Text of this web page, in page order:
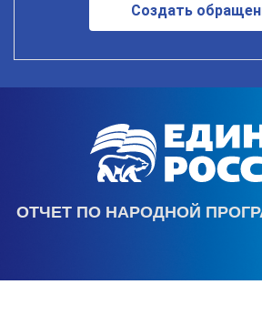
Создать
ОТЧЕТ ПО НАРОДНОЙ